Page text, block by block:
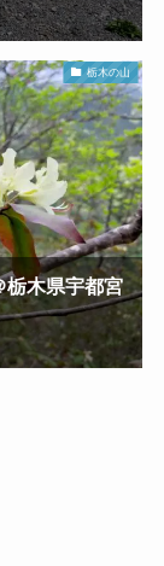
栃木の山
栃木県宇都宮